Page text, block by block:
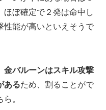
ほぼ確定で２発は命中し
性能が高いといえそうで
金バルーンはスキル攻撃
あるため、割ることがで
。